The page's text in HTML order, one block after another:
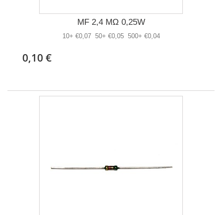
MF 2,4 MΩ 0,25W
10+ €0,07 50+ €0,05 500+ €0,04
0,10 €